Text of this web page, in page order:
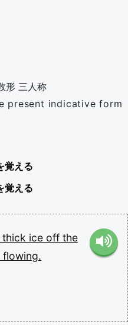
形 三人称
present indicative form
覚える
覚える
thick ice off the
flowing.